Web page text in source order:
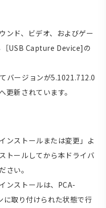
ンド、ビデオ、およびゲー
［USB Capture Device]の
バージョンが5.1021.712.0
更新されています。
ンストールまたは変更」よ
トールしてから本ドライバ
さい。
ンストールは、PCA-
に取り付けられた状態で行